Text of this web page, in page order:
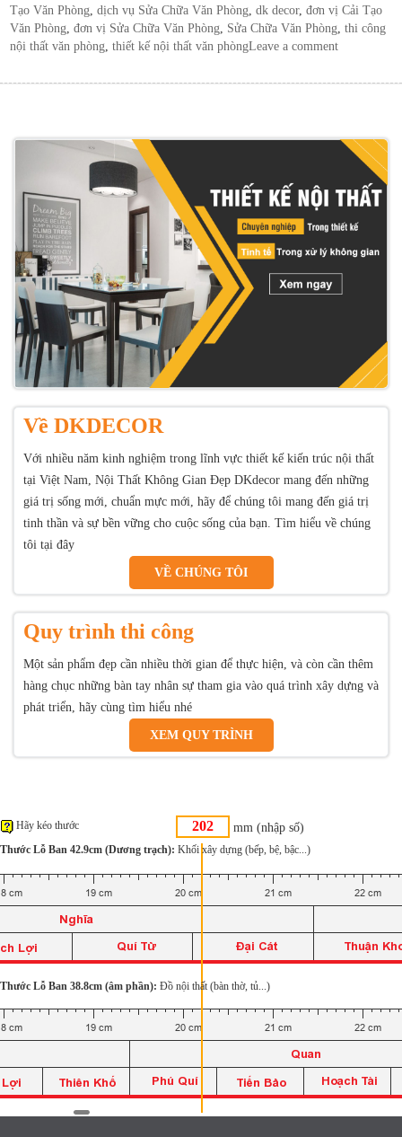
on
Tạo Văn Phòng ,dịch vụ Sửa Chữa Văn Phòng ,dk decor,đơn vị Cải Tạo
Văn Phòng ,đơn vị Sửa Chữa Văn Phòng Sửa Chữa Văn Phòng ,thi công
nội thất văn phòng ,thiết kế nội thất văn phòngLeave a comment
Về DKDECOR
Với nhiều năm kinh nghiệm trong lĩnh vực thiết kế kiến trúc nội thất
tại Việt Nam, Nội Thất Không Gian Đẹp DKdecor mang đến những
giá trị sống mới, chuẩn mực mới, hãy để chúng tôi mang đến giá trị
tinh thần và sự bền vững cho cuộc sống của bạn. Tìm hiểu về chúng
tôi tại đây
VỀ CHÚNG TÔI
Quy trình thi công
Một sản phẩm đẹp cần nhiều thời gian để thực hiện, và còn cần thêm
hàng chục những bàn tay nhân sự tham gia vào quá trình xây dựng và
phát triển, hãy cùng tìm hiểu nhé
XEM QUY TRÌNH
mm (nhập số)
Hãy kéo thước
Thước Lỗ Ban 42.9cm (Dương trạch): Khối xây dựng (bếp, bệ, bậc...)
Thước Lỗ Ban 38.8cm (âm phần): Đồ nội thất (bàn thờ, tủ...)